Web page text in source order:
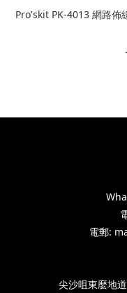
Pro'skit PK-4013 網路佈
電郵:
尖沙咀東麼地